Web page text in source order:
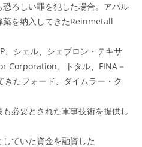
ろしい罪を犯した場合。アパル
薬を納入してきたReinmetall
シェル、シェブロン・テキサ
Corporation、トタル、FINA－
たフォード、ダイムラー・ク
必要とされた軍事技術を提供し
ていた資金を融資した